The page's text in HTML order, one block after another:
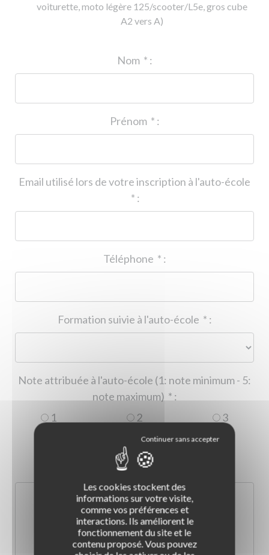
voiturette, moto légère 125/scooter/L5e, gros cube
A2 vers A)
* :
* :
Email utilisé lors de votre inscription à l'auto-école
* :
* :
* :
Note attribuée à l'auto-école (1: note minimum - 5:
* :
1
2
3
5
Les cookies stockent des
informations sur votre visite,
comme vos préférences et
interactions. Ils améliorent le
fonctionnement du site et le
contenu proposé. Vous pouvez